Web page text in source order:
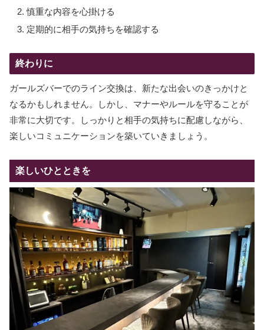
慎重な内容を心掛ける
定期的に相手の気持ちを確認する
終わりに
ガールズバーでのライン交換は、新たな出会いのきっかけと
なるかもしれません。しかし、マナーやルールを守ることが
非常に大切です。しっかりと相手の気持ちに配慮しながら、
楽しいコミュニケーションを築いていきましょう。
楽しいひとときを